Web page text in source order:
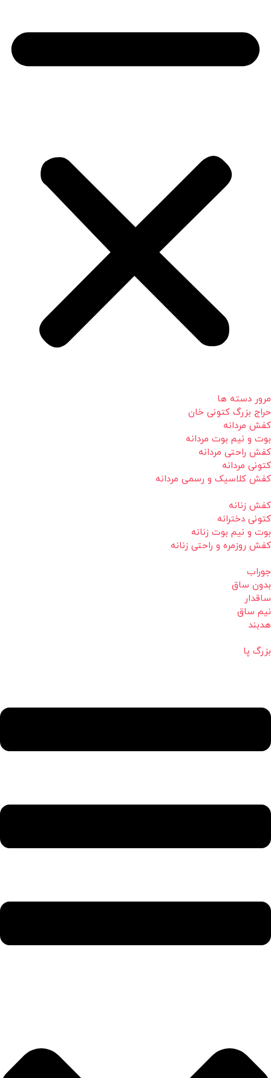
مرور دسته ها
حراج بزرگ کتونی خان
کفش مردانه
بوت و نیم بوت مردانه
کفش راحتی مردانه
کتونی مردانه
کفش کلاسیک و رسمی مردانه
کفش زنانه
کتونی دخترانه
بوت و نیم بوت زنانه
کفش روزمره و راحتی زنانه
جوراب
بدون ساق
ساقدار
نیم ساق
هدبند
بزرگ پا